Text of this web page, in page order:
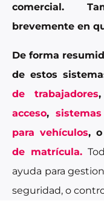
comercial.
brevemente en
De forma
de estos
de trabajadores
acceso,
para vehículos, o
de matrícula.
ayuda para
seguridad, o